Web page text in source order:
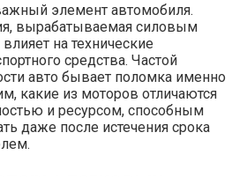
элемент автомобиля.
вырабатываемая силовым
на технические
средства. Частой
авто бывает поломка именно
какие из моторов отличаются
и ресурсом, способным
даже после истечения срока